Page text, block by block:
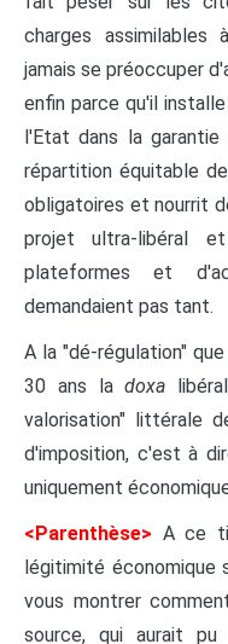
charges
jamais se préoccuper
enfin parce qu'il
l'Etat dans la
répartition équitable
obligatoires et nourrit
projet ultra-libéral
plateformes et
demandaient pas tant.
A la "dé-régulation"
30 ans ladoxa
valorisation" littérale
d'imposition, c'est à
uniquement
<Parenthèse> A ce
légitimité économique
vous montrer
source, qui aurait